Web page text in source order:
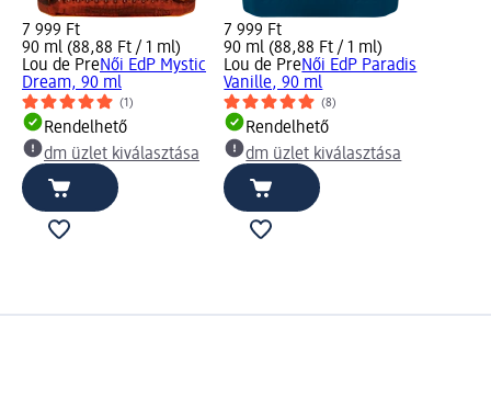
7 999 Ft
90 ml (88,88 Ft / 1 ml)
Lou de PreNői EdP Mystic
Dream, 90 ml
(1)
Rendelhető
dm üzlet kiválasztása
7 999 Ft
90 ml (88,88 Ft / 1 ml)
Lou de PreNői EdP Paradis
Vanille, 90 ml
(8)
Rendelhető
dm üzlet kiválasztása